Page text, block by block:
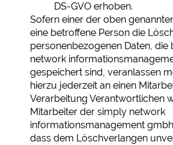
DS-GVO erhoben.
Sofern einer der oben
eine betroffene Person die
personenbezogenen Daten, die
network
gespeichert sind, veranlassen
hierzu jederzeit an einen
Verarbeitung Verantwortlichen
Mitarbeiter der simply network
informationsmanagement
dass dem Löschverlangen